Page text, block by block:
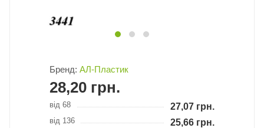
Бренд: АЛ-Пластик
28,20 грн.
від 68 27,07 грн.
від 136 25,66 грн.